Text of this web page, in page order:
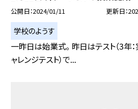
公開日 2024/01/11 更新日
学校のようす
一昨日は始業式。 昨日はテスト（3年：
ャレンジテスト）で...